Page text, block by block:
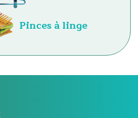
Pinces à linge